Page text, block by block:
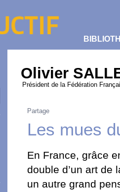
Olivier
Président de la Fédération
Partage
Les mues
En France, grâce
double d’un art de
un autre grand